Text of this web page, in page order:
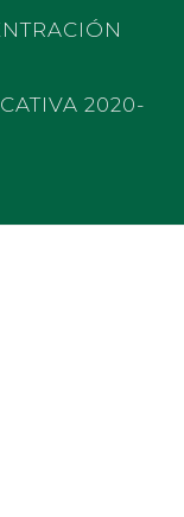
2020-